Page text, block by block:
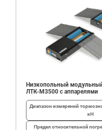
Низкопольный
ЛТК-М3500 с аппарелями
Диапазон измерений
кН
Предел относительной